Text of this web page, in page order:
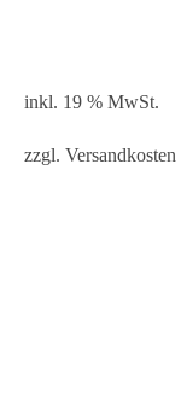
inkl. 19 % MwSt.
zzgl. Versandkosten